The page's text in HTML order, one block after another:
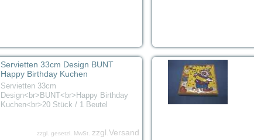
Servietten 33cm Design BUNT
Happy Birthday Kuchen
Servietten 33cm
Design<br>BUNT<br>Happy Birthday
Kuchen<br>20 Stück / 1 Beutel
zzgl. gesetzl. MwSt.
zzgl.Versand